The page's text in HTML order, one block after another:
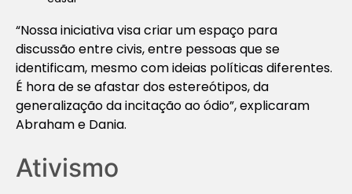
“Nossa iniciativa visa criar um espaço para
discussão entre civis, entre pessoas que se
identificam, mesmo com ideias políticas diferentes.
É hora de se afastar dos estereótipos, da
generalização da incitação ao ódio”, explicaram
Abraham e Dania.
Ativismo